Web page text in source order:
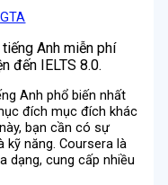
Anh miễn phí
đến IELTS 8.0.
Anh phổ biến nhất
đích mục đích khác
bạn cần có sự
kỹ năng. Coursera là
dạng, cung cấp nhiều